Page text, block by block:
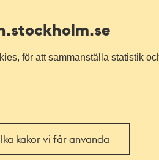
.stockholm.se
för att sammanställa statistik
kakor vi får använda